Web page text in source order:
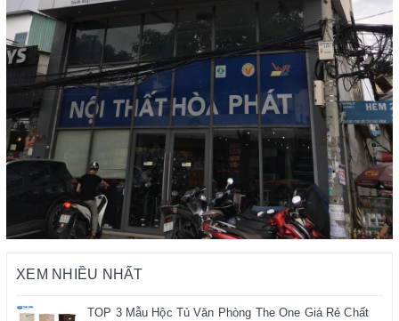
XEM NHIỀU NHẤT
TOP 3 Mẫu Hộc Tủ Văn Phòng The One Giá Rẻ Chất